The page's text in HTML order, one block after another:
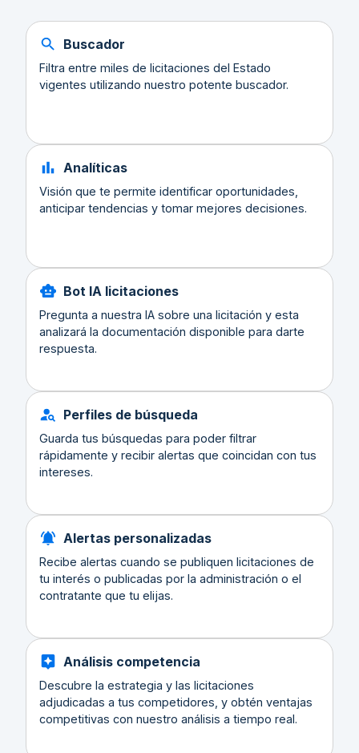
Buscador
Filtra entre miles de licitaciones del Estado
vigentes utilizando nuestro potente buscador.
Analíticas
Visión que te permite identificar oportunidades,
anticipar tendencias y tomar mejores decisiones.
Bot IA licitaciones
Pregunta a nuestra IA sobre una licitación y esta
analizará la documentación disponible para darte
respuesta.
Perfiles de búsqueda
Guarda tus búsquedas para poder filtrar
rápidamente y recibir alertas que coincidan con tus
intereses.
Alertas personalizadas
Recibe alertas cuando se publiquen licitaciones de
tu interés o publicadas por la administración o el
contratante que tu elijas.
Análisis competencia
Descubre la estrategia y las licitaciones
adjudicadas a tus competidores, y obtén ventajas
competitivas con nuestro análisis a tiempo real.